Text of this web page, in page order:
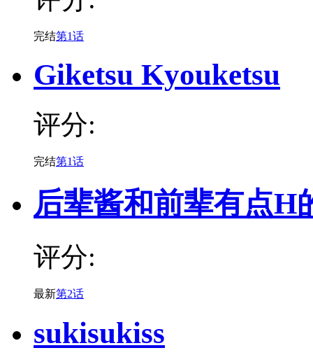
完结第1话
Giketsu Kyouketsu
评分:
完结第1话
后辈酱和前辈有点H
评分:
最新第2话
sukisukiss